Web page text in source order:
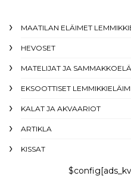
MAATILAN ELÄIMET
HEVOSET
MATELIJAT JA
EKSOOTTISET
KALAT JA AKVAARIOT
ARTIKLA
KISSAT